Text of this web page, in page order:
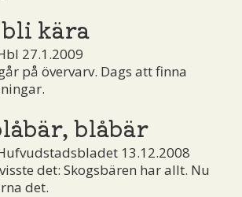
kära
27.1.2009
på övervarv. Dags att finna
blåbär
13.12.2008
det: Skogsbären har allt. Nu
det.